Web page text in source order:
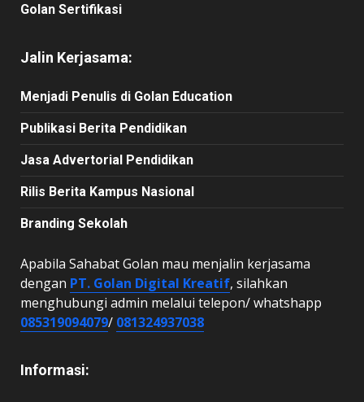
Golan Sertifikasi
Jalin Kerjasama:
Menjadi Penulis di Golan Education
Publikasi Berita Pendidikan
Jasa Advertorial Pendidikan
Rilis Berita Kampus Nasional
Branding Sekolah
Apabila Sahabat Golan mau menjalin kerjasama
dengan PT. Golan Digital Kreatif, silahkan
menghubungi admin melalui telepon/ whatshapp
085319094079/ 081324937038
Informasi: